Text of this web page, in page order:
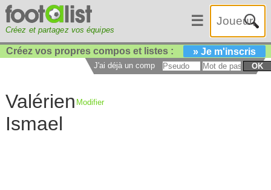
Créez et partagez vos équipes
☰
Créez vos propres compos et listes : » Je m'inscris
J'ai déjà un compte : OK
Valérien
Ismael
Modifier